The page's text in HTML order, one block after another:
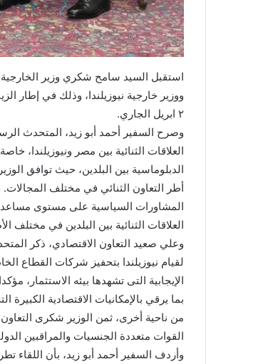
استقبل السيد سامح شكري وزير
٢ ابريل الجاري.
وصرح السفير أحمد أبو زيد، المتحدث
العلاقات الثنائية بين مصر ونيوزيلندا،
الدبلوماسية بين البلدين، حيث توافق
أطر التعاون الثنائي في مختلف
المشاورات السياسية على مستوى مساعدي
العلاقات الثنائية بين البلدين في مختلف
وعلي صعيد التعاون الاقتصادي، ذكر
لقيام نيوزيلندا بتحفيز شركات القطاع
الإيجابية التى تشهدها بيئه الاستثمار،
بما يرقي بالإمكانيات الاقتصادية الكبيرة
من ناحية أخرى، ثمن الوزير شكرى
القوات متعددة الجنسيات والمراقبين
وأردف السفير أحمد أبو زيد، بأن اللقاء